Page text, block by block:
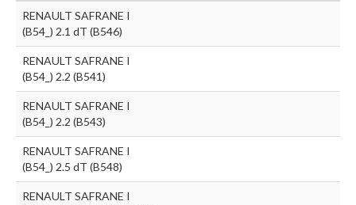
RENAULT SAFRANE I
(B54_) 2.1 dT (B546)
RENAULT SAFRANE I
(B54_) 2.2 (B541)
RENAULT SAFRANE I
(B54_) 2.2 (B543)
RENAULT SAFRANE I
(B54_) 2.5 dT (B548)
RENAULT SAFRANE I